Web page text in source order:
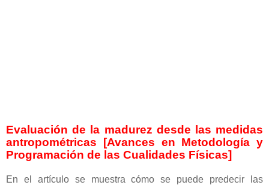
Evaluación de la madurez desde las medidas
antropométricas [Avances en Metodología y
Programación de las Cualidades Físicas]
En el artículo se muestra cómo se puede predecir las